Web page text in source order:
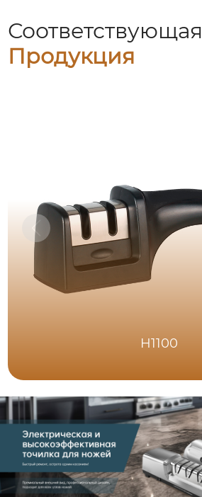
Соответствующая
Продукция
H1100